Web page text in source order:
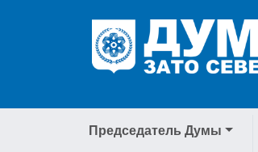
Председатель Думы